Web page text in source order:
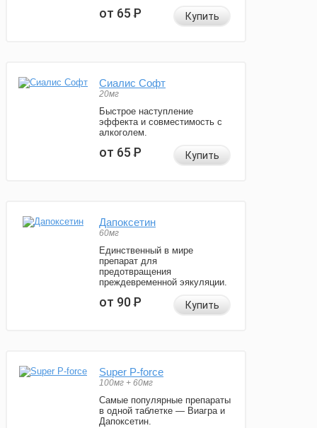
от 65Р Купить
Сиалис Софт
20мг
Быстрое наступление
эффекта и совместимость с
алкоголем.
от 65Р Купить
Дапоксетин
60мг
Единственный в мире
препарат для
предотвращения
преждевременной эякуляции.
от 90Р Купить
Super P-force
100мг + 60мг
Самые популярные препараты
в одной таблетке — Виагра и
Дапоксетин.